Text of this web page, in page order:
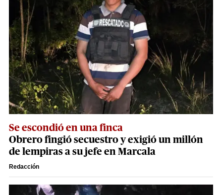
Se escondió en una finca
Obrero fingió secuestro y exigió un millón
de lempiras a su jefe en Marcala
Redacción